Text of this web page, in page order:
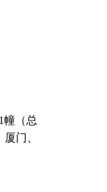
幢（总
门、